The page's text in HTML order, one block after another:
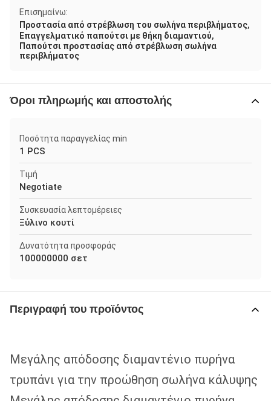
Επισημαίνω:
Προστασία από στρέβλωση του σωλήνα περιβλήματος,
Επαγγελματικό παπούτσι με θήκη διαμαντιού,
Παπούτσι προστασίας από στρέβλωση σωλήνα
περιβλήματος
Όροι πληρωμής και αποστολής
Ποσότητα παραγγελίας min
1 PCS
Τιμή
Negotiate
Συσκευασία λεπτομέρειες
Ξύλινο κουτί
Δυνατότητα προσφοράς
100000000 σετ
Περιγραφή του προϊόντος
Μεγάλης απόδοσης διαμαντένιο πυρήνα
τρυπάνι για την προώθηση σωλήνα κάλυψης